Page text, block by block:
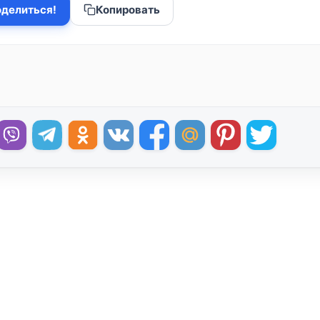
Копировать